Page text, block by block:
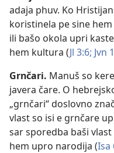
adaja phuv. Ko
koristinela pe sine
ili bašo okola upri
hem kultura (Jl 3:6; Jvn
Grnčari. Manuš so
javera čare. O
„grnčari“ doslovno
vlast so isi e grnčare
sar sporedba baši
hem upro narodija (Isa